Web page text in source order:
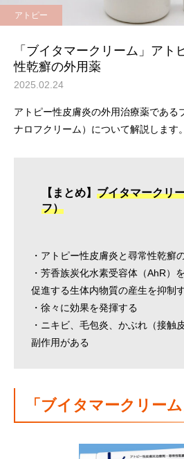
水虫（足白癬）を放置する
べきではない理由
アトピー
「ブイタマークリーム」アト
性乾癬の外用薬
2025.02.24
アトピー性皮膚炎の外用治療薬である
ナロフクリーム）について解説します。
【まとめ】 ブイタマークリ
フ）
・アトピー性皮膚炎と尋常性乾癬
・芳香族炭化水素受容体（AhR）
促進する生体内物質の産生を抑制
・徐々に効果を発揮する
・ニキビ、毛包炎、かぶれ（接触
副作用がある
「ブイタマークリー